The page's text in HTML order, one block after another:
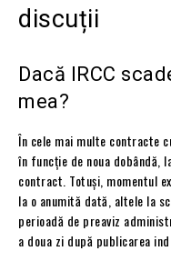
discuții
Dacă IRCC
mea?
În cele mai multe contracte
în funcție de noua dobândă,
contract. Totuși, momentul
la o anumită dată, altele la
perioadă de preaviz
a doua zi după publicarea